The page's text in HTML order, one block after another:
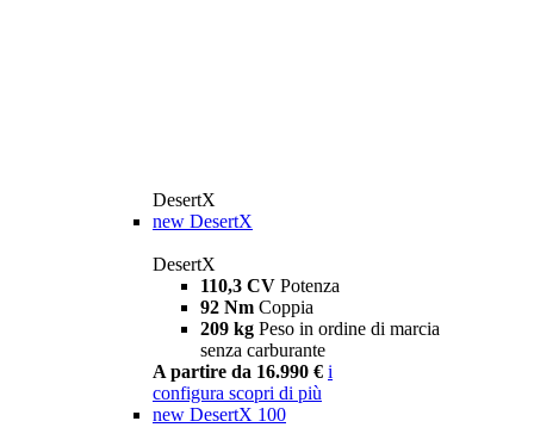
DesertX
new DesertX
DesertX
110,3 CV Potenza
92 Nm Coppia
209 kg Peso in ordine di marcia
senza carburante
A partire da 16.990 € i
configura scopri di più
new DesertX 100